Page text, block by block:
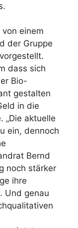
einem
der Gruppe
dass sich
Bio-
gestalten
in die
„Die aktuelle
ein, dennoch
Bernd
noch stärker
ihre
Und genau